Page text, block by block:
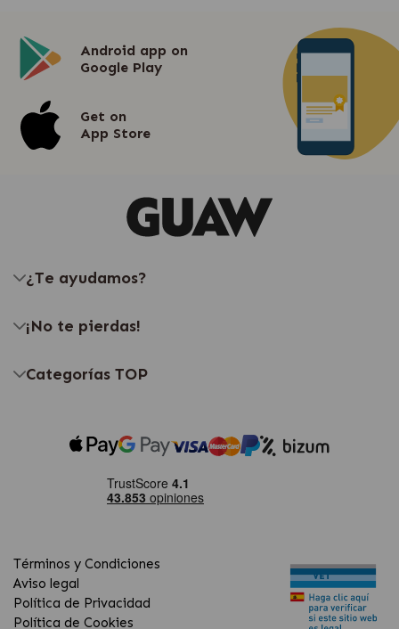
Android app on
Google Play
Get on
App Store
¿Te ayudamos?
¡No te pierdas!
Categorías TOP
Términos y Condiciones
Aviso legal
Política de Privacidad
Política de Cookies